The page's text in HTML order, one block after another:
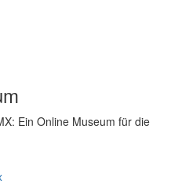
Ein Online Museum für die